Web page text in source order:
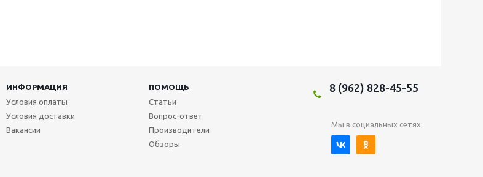
ИНФОРМАЦИЯ
ПОМОЩЬ
Условия оплаты
Условия доставки
Вакансии
Статьи
Вопрос-ответ
Производители
Обзоры
8 (962) 828-45-55
Мы в социальных сетях: